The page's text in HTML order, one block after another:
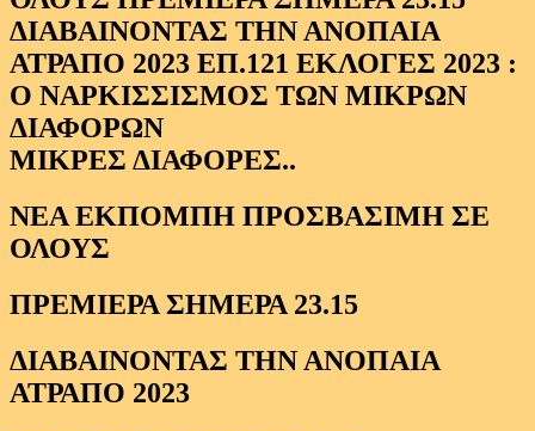
MIΚΡΕΣ ΔΙΑΦΟΡΕΣ..
ΝΕΑ ΕΚΠΟΜΠΗ ΠΡΟΣΒΑΣΙΜΗ ΣΕ
ΟΛΟΥΣ
ΠΡΕΜΙΕΡΑ ΣΗΜΕΡΑ 23.15
ΔΙΑΒΑΙΝΟΝΤΑΣ ΤΗΝ ΑΝΟΠΑΙΑ
ΑΤΡΑΠΟ 2023